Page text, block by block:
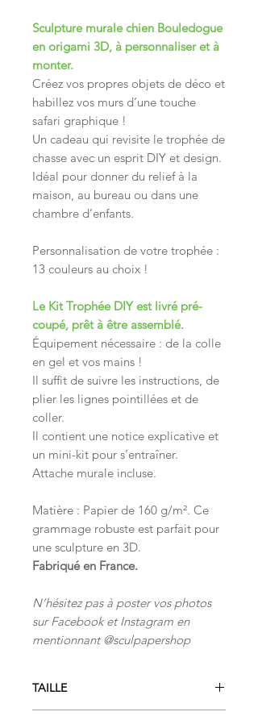
Sculpture murale chien Bouledogue
en origami 3D, à personnaliser et à
monter.
Créez vos propres objets de déco et
habillez vos murs d’une touche
safari graphique !
Un cadeau qui revisite le trophée de
chasse avec un esprit DIY et design.
Idéal pour donner du relief à la
maison, au bureau ou dans une
chambre d’enfants.
Personnalisation de votre trophée :
13 couleurs au choix !
Le Kit Trophée DIY est livré pré-
coupé, prêt à être assemblé.
Équipement nécessaire : de la colle
en gel et vos mains !
Il suffit de suivre les instructions, de
plier les lignes pointillées et de
coller.
Il contient une notice explicative et
un mini-kit pour s’entraîner.
Attache murale incluse.
Matière : Papier de 160 g/m². Ce
grammage robuste est parfait pour
une sculpture en 3D.
Fabriqué en France.
N’hésitez pas à poster vos photos
sur Facebook et Instagram en
mentionnant @sculpapershop
TAILLE